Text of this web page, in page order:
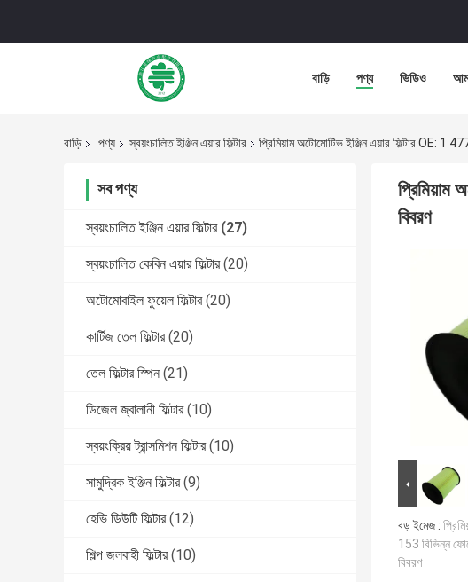
বাড়ি পণ্য ভিডিও
বাড়ি পণ্য স্বয়ংচালিত ইঞ্জিন এয়ার ফিল্টার প্রিমিয়াম অটোমোটিভ ইঞ্জিন এয়ার ফিল্টার OE:
সব পণ্য
স্বয়ংচালিত ইঞ্জিন এয়ার ফিল্টার (27)
স্বয়ংচালিত কেবিন এয়ার ফিল্টার (20)
অটোমোবাইল ফুয়েল ফিল্টার (20)
কার্টিজ তেল ফিল্টার (20)
তেল ফিল্টার স্পিন (21)
ডিজেল জ্বালানী ফিল্টার (10)
স্বয়ংক্রিয় ট্রান্সমিশন ফিল্টার (10)
সামুদ্রিক ইঞ্জিন ফিল্টার (9)
হেভি ডিউটি ​​ফিল্টার (12)
শিল্প জলবাহী ফিল্টার (10)
প্রিমিয়াম
বিবরণ
বড় ইমেজ :
153 বিভিন্ন
বিবরণ